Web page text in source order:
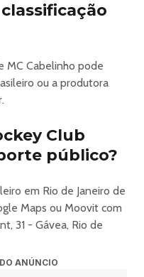
Festas à noite com
e isolamento
e maiores de 60 anos,
e profissionais da
levando 1kg de
evento.
e acesso ao
favor entrar em
MC Cabelinho pode
ou a produtora
Club
público?
em Rio de Janeiro de
Maps ou Moovit com
31 - Gávea, Rio de
ANÚNCIO